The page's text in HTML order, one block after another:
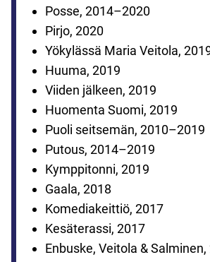
Posse, 2014–2020
Pirjo, 2020
Yökylässä Maria Veitola,
Huuma, 2019
Viiden jälkeen, 2019
Huomenta Suomi, 2019
Puoli seitsemän, 2010–2019
Putous, 2014–2019
Kymppitonni, 2019
Gaala, 2018
Komediakeittiö, 2017
Kesäterassi, 2017
Enbuske, Veitola & Salminen,